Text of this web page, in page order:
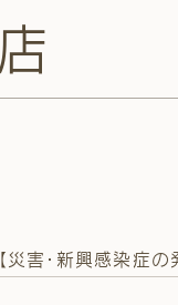
害・新興感染症の